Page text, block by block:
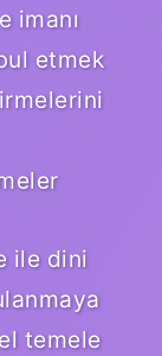
imanı
etmek
ile dini
temele